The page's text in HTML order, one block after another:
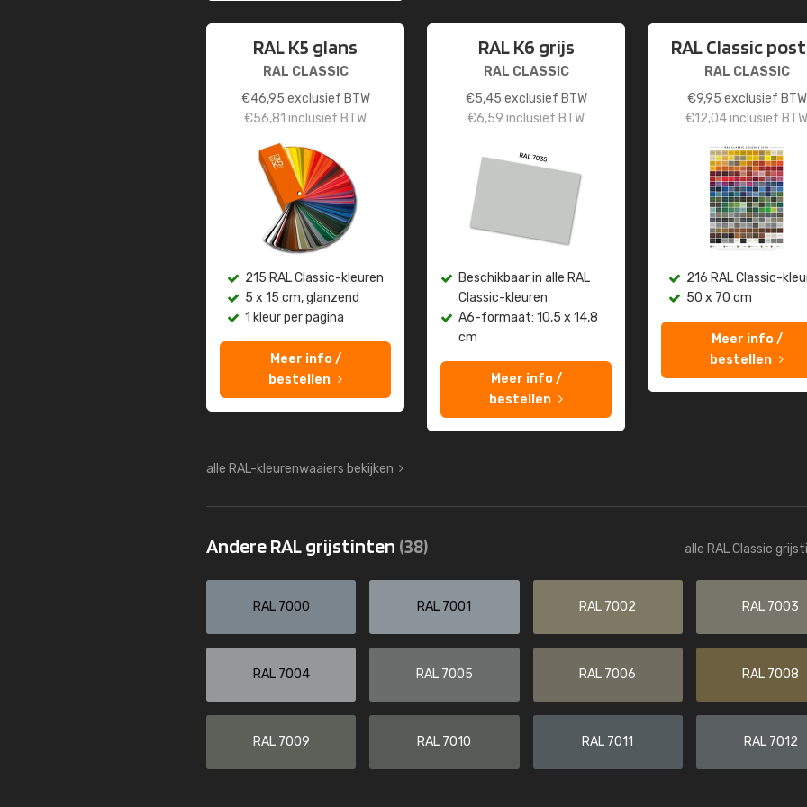
RAL K5 glans
RAL CLASSIC
€46,95 exclusief BTW
€56,81 inclusief BTW
215 RAL Classic-kleuren
5 x 15 cm, glanzend
1 kleur per pagina
Meer info /
bestellen
RAL K6 grijs
RAL CLASSIC
€5,45 exclusief BTW
€6,59 inclusief BTW
Beschikbaar in alle RAL
Classic-kleuren
A6-formaat: 10,5 x 14,8
cm
Meer info /
bestellen
RAL Classic
RAL CLASSIC
€9,95 exclusief BTW
€12,04inclusief BTW
216 RAL Classic-
50 x 70 cm
Meer info /
bestellen
alle RAL-kleurenwaaiers bekijken
Andere RAL grijstinten (38) alle RAL Classic
RAL 7000 RAL 7001 RAL 7002 RAL 7003
RAL 7004 RAL 7005 RAL 7006 RAL 7008
RAL 7009 RAL 7010 RAL 7011 RAL 7012